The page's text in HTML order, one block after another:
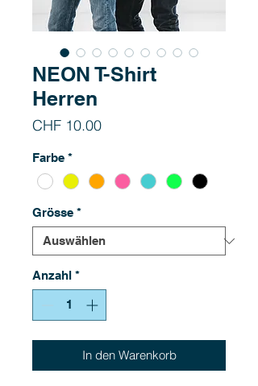
NEON T-Shirt
Herren
CHF 10.00Preis
Farbe *
Grösse *
Anzahl *
In den Warenkorb